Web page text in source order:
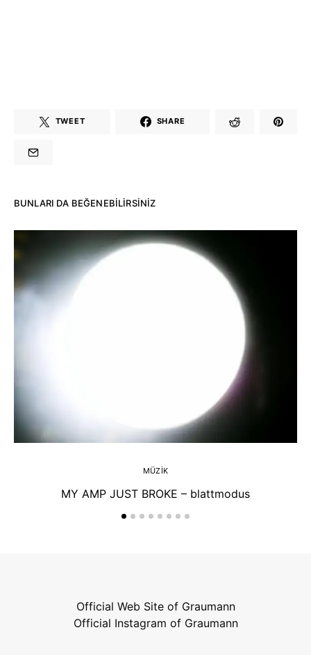
TWEET SHARE
BUNLARI DA BEĞENEBILIRSINIZ
MÜZIK
MY AMP JUST BROKE – blattmodus
Official Web Site of Graumann
Official Instagram of Graumann